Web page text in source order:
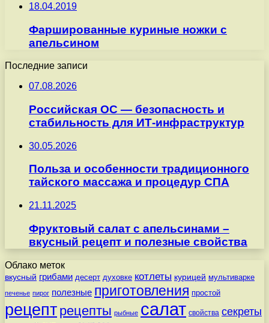
18.04.2019
Фаршированные куриные ножки с
апельсином
Последние записи
07.08.2026
Российская ОС — безопасность и
стабильность для ИТ-инфраструктур
30.05.2026
Польза и особенности традиционного
тайского массажа и процедур СПА
21.11.2025
Фруктовый салат с апельсинами –
вкусный рецепт и полезные свойства
Облако меток
вкусный грибами десерт духовке котлеты курицей мультиварке
печенье пирог полезные приготовления простой
рецепт рецепты рыбные салат свойства секреты